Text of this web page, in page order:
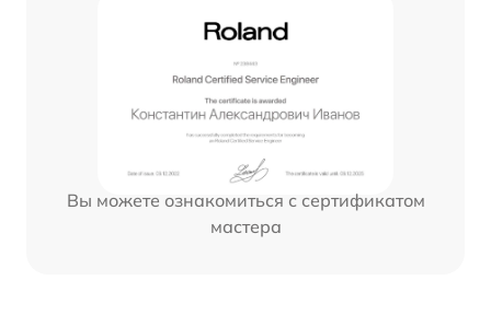
Вы можете ознакомиться с сертификатом
мастера